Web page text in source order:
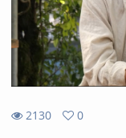
2130
0